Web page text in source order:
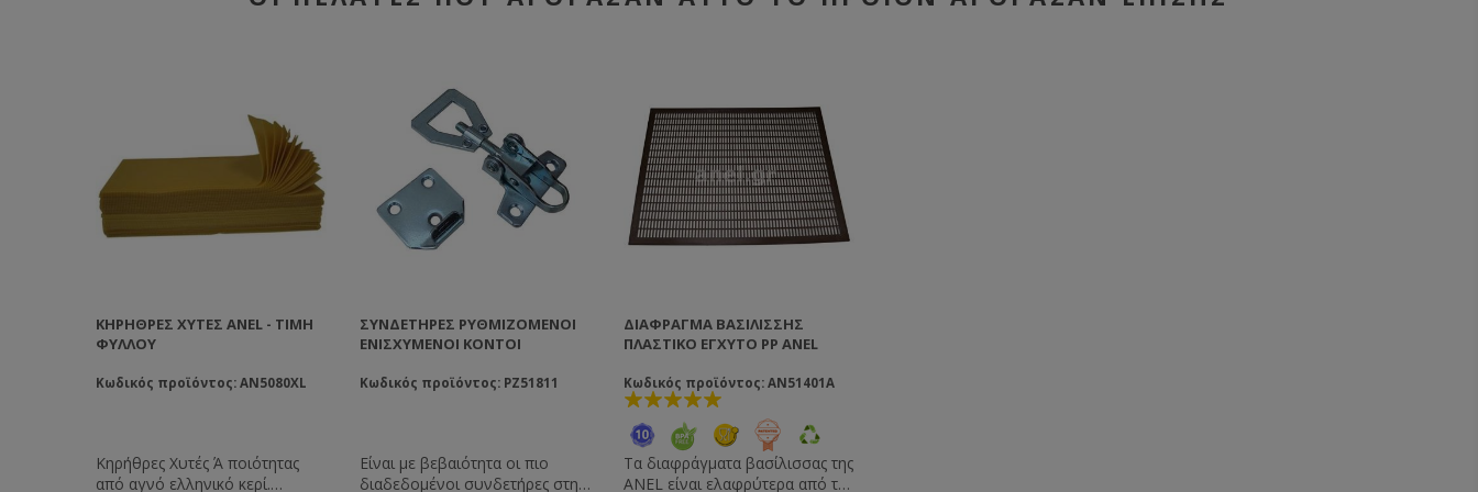
ΚΗΡΉΘΡΕΣ ΧΥΤΈΣ ANEL - ΤΙΜΉ
ΦΎΛΛΟΥ
Κωδικός προϊόντος: AN5080XL
Κηρήθρες Χυτές Ά ποιότητας
από αγνό ελληνικό κερί.
ΣΥΝΔΕΤΉΡΕΣ ΡΥΘΜΙΖΌΜΕΝΟΙ
ΕΝΙΣΧΥΜΈΝΟΙ ΚΟΝΤΟΊ
Κωδικός προϊόντος: PZ51811
Είναι με βεβαιότητα οι πιο
διαδεδομένοι συνδετήρες στην
ΔΙΆΦΡΑΓΜΑ ΒΑΣΙΛΊΣΣΗΣ
ΠΛΑΣΤΙΚΌ ΈΓΧΥΤΟ PP ANEL
Κωδικός προϊόντος: AN51401A
Τα διαφράγματα βασίλισσας της
ANEL είναι ελαφρύτερα από τα